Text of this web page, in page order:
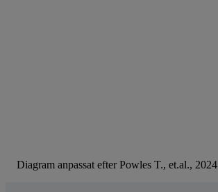
Diagram anpassat efter Powles T., et.al., 2024